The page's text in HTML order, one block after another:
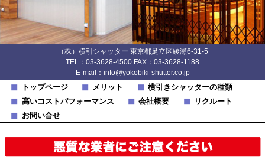
（株）横引シャッター 東京都足立区綾瀬6-31-5
TEL：03-3628-4500 FAX：03-3628-1188
E-mail：info@yokobiki-shutter.co.jp
トップページ メリット
横引きシャッターの種類
高いコストパフォーマンス
会社概要
リクルート
お問い合せ